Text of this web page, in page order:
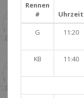
Rennen
#
Uhrzeit
G
11:20
KB
11:40